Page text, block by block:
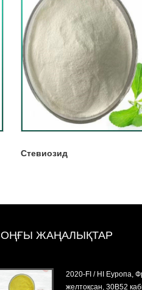
Стевиозид
ЖАҢАЛЫҚТАР
2020-FI / HI Еуропа,
желтоқсан, 30B52